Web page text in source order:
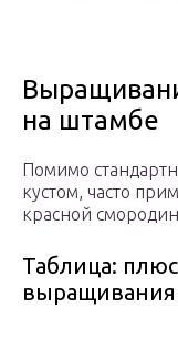
на штамбе
Помимо
кустом, часто
красной
Таблица: